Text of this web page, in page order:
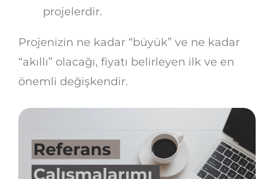
projelerdir.
Projenizin ne kadar “büyük” ve ne kadar
“akıllı” olacağı, fiyatı belirleyen ilk ve en
önemli değişkendir.